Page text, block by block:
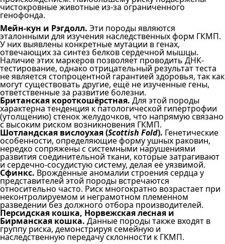
чистокровные животные из-за ограниченного
генофонда.
Мейн-кун и Рэгдолл. Эти породы являются
эталонными для изучения наследственных форм ГКМП.
У них выявлены конкретные мутации в генах,
отвечающих за синтез белков сердечной мышцы.
Наличие этих маркеров позволяет проводить ДНК-
тестирование, однако отрицательный результат теста
не является стопроцентной гарантией здоровья, так как
могут существовать другие, ещё не изученные гены,
ответственные за развитие болезни.
Британская короткошёрстная. Для этой породы
характерна тенденция к патологической гипертрофии
(утолщению) стенок желудочков, что напрямую связано
с высоким риском возникновения ГКМП.
Шотландская вислоухая (Scottish Fold). Генетические
особенности, определяющие форму ушных раковин,
нередко сопряжены с системными нарушениями
развития соединительной ткани, которые затрагивают
и сердечно-сосудистую систему, делая её уязвимой.
Сфинкс. Врождённые аномалии строения сердца у
представителей этой породы встречаются
относительно часто. Риск многократно возрастает при
неконтролируемом и неграмотном племенном
разведении без должного отбора производителей.
Персидская кошка, Норвежская лесная и
Бирманская кошка. Данные породы также входят в
группу риска, демонстрируя семейную и
наследственную передачу склонности к ГКМП.